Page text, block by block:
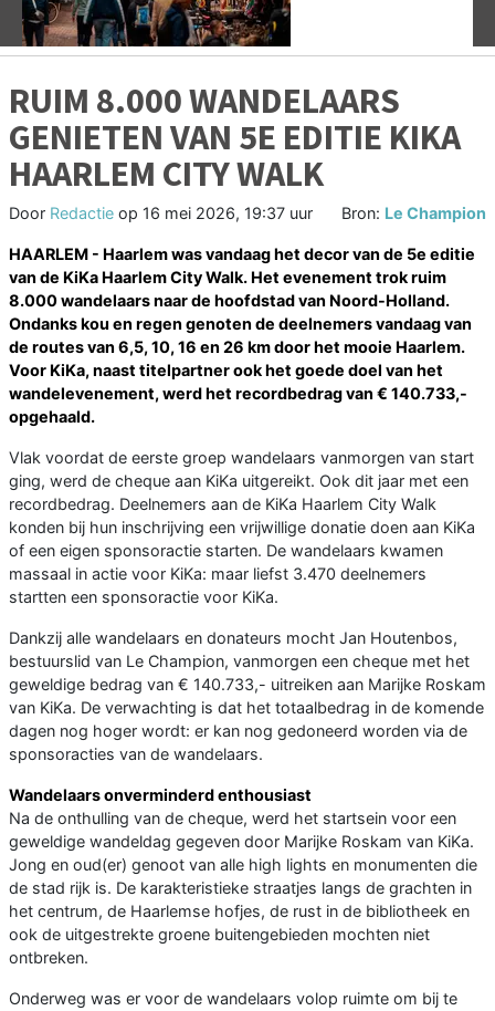
RUIM 8.000 WANDELAARS
GENIETEN VAN 5E EDITIE KIKA
HAARLEM CITY WALK
Door Redactie op 16 mei 2026, 19:37 uur Bron: Le Champion
HAARLEM - Haarlem was vandaag het decor van de 5e editie
van de KiKa Haarlem City Walk. Het evenement trok ruim
8.000 wandelaars naar de hoofdstad van Noord-Holland.
Ondanks kou en regen genoten de deelnemers vandaag van
de routes van 6,5, 10, 16 en 26 km door het mooie Haarlem.
Voor KiKa, naast titelpartner ook het goede doel van het
wandelevenement, werd het recordbedrag van € 140.733,-
opgehaald.
Vlak voordat de eerste groep wandelaars vanmorgen van start
ging, werd de cheque aan KiKa uitgereikt. Ook dit jaar met een
recordbedrag. Deelnemers aan de KiKa Haarlem City Walk
konden bij hun inschrijving een vrijwillige donatie doen aan KiKa
of een eigen sponsoractie starten. De wandelaars kwamen
massaal in actie voor KiKa: maar liefst 3.470 deelnemers
startten een sponsoractie voor KiKa.
Dankzij alle wandelaars en donateurs mocht Jan Houtenbos,
bestuurslid van Le Champion, vanmorgen een cheque met het
geweldige bedrag van € 140.733,- uitreiken aan Marijke Roskam
van KiKa. De verwachting is dat het totaalbedrag in de komende
dagen nog hoger wordt: er kan nog gedoneerd worden via de
sponsoracties van de wandelaars.
Wandelaars onverminderd enthousiast
Na de onthulling van de cheque, werd het startsein voor een
geweldige wandeldag gegeven door Marijke Roskam van KiKa.
Jong en oud(er) genoot van alle high lights en monumenten die
de stad rijk is. De karakteristieke straatjes langs de grachten in
het centrum, de Haarlemse hofjes, de rust in de bibliotheek en
ook de uitgestrekte groene buitengebieden mochten niet
ontbreken.
Onderweg was er voor de wandelaars volop ruimte om bij te